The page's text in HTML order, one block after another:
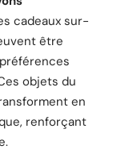
cadeaux sur-
être
objets du
en
renforçant